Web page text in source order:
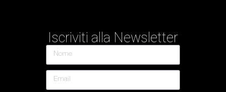
Iscriviti alla Newsletter